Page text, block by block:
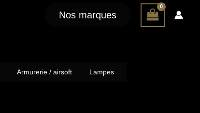
Nos marques
Armurerie / airsoft Lampes